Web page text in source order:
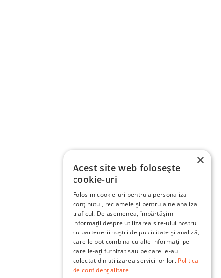
×
Acest site web folosește
cookie-uri
Folosim cookie-uri pentru a personaliza
conținutul, reclamele și pentru a ne analiza
traficul. De asemenea, împărtășim
informații despre utilizarea site-ului nostru
cu partenerii noștri de publicitate și analiză,
care le pot combina cu alte informații pe
care le-ați furnizat sau pe care le-au
colectat din utilizarea serviciilor lor. Politica
de confidențialitate